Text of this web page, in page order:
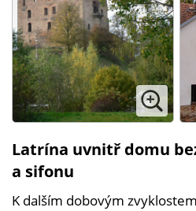
Latrína uvnitř domu
a sifonu
K dalším dobovým